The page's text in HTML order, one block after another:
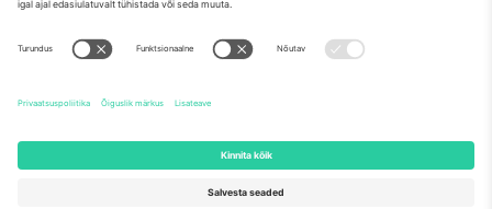
Av Chapultepec 360, Roma
Norte, Cuauhtémoc, 06700
Ciudad de México, CDMX,
sündmusest ja/või domeenist. Detailide jaoks vaata konkreetse
sündmuse lehte, impressumit ja tingimusi.,
2026 Ticombo. Kõik õigused kaitstud.